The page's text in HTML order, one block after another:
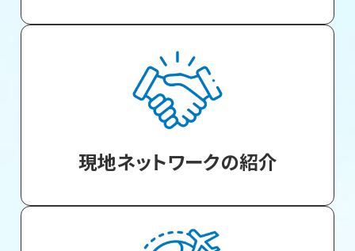
現地ネットワークの紹介